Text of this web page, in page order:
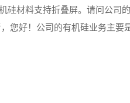
硅材料支持折叠屏。请问公司
您好！公司的有机硅业务主